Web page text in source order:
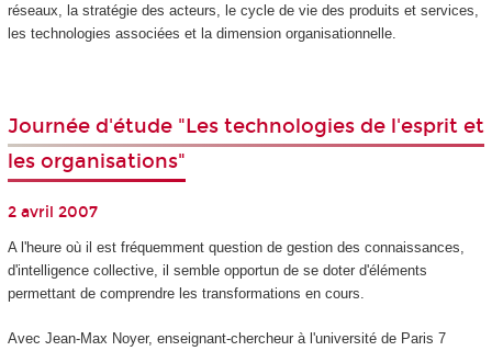
réseaux, la stratégie des acteurs, le cycle de vie des produits et services,
les technologies associées et la dimension organisationnelle.
Journée d'étude "Les technologies de l'esprit et
les organisations"
2 avril 2007
A l'heure où il est fréquemment question de gestion des connaissances,
d'intelligence collective, il semble opportun de se doter d'éléments
permettant de comprendre les transformations en cours.
Avec Jean-Max Noyer, enseignant-chercheur à l'université de Paris 7